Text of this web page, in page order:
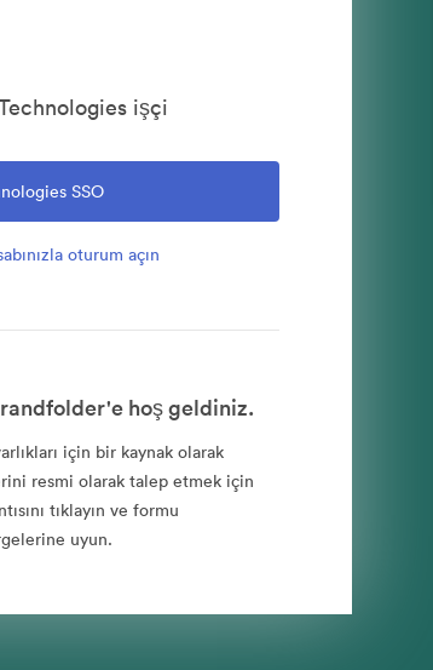
işçi
SSO
oturum açın
hoş geldiniz.
için bir kaynak olarak
resmi olarak talep etmek için
tıklayın ve formu
uyun.